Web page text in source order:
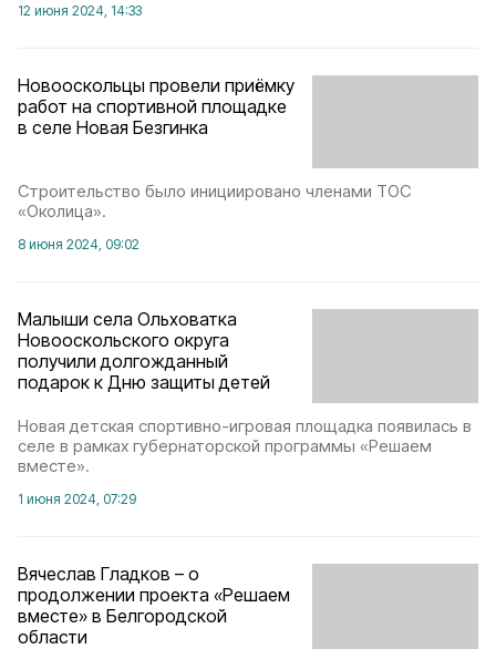
12 июня 2024, 14:33
Новооскольцы провели приёмку
работ на спортивной площадке
в селе Новая Безгинка
Строительство было инициировано членами ТОС
«Околица».
8 июня 2024, 09:02
Малыши села Ольховатка
Новооскольского округа
получили долгожданный
подарок к Дню защиты детей
Новая детская спортивно-игровая площадка появилась в
селе в рамках губернаторской программы «Решаем
вместе».
1 июня 2024, 07:29
Вячеслав Гладков – о
продолжении проекта «Решаем
вместе» в Белгородской
области